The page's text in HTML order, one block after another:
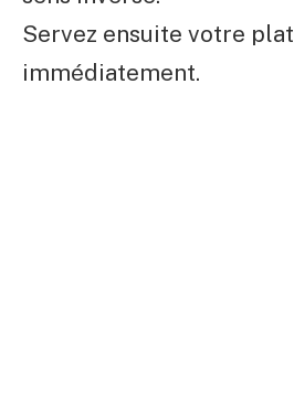
Servez ensuite votre plat
immédiatement.